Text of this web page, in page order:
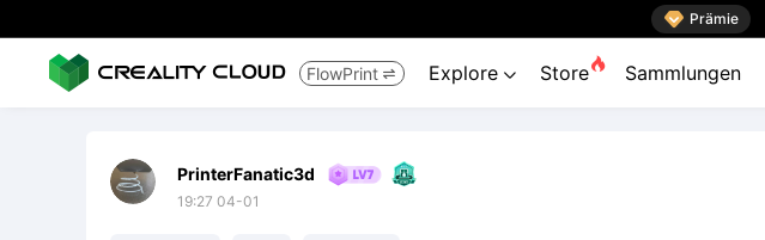
 Prämie
FlowPrint  Explore  Store Sammlungen
PrinterFanatic3d
19:27 04-01